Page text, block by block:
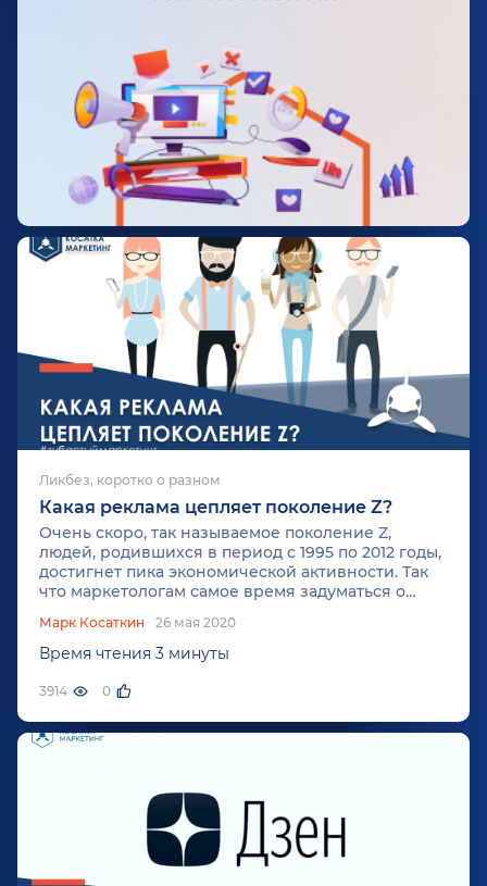
Ликбез, коротко о разном
Какая реклама цепляет поколение Z?
Очень скоро, так называемое поколение Z,
людей, родившихся в период с 1995 по 2012 годы,
достигнет пика экономической активности. Так
что маркетологам самое время задуматься о
мобильным телефоном в руке».
Марк Косаткин 26 мая 2020
Время чтения 3 минуты
3914 0